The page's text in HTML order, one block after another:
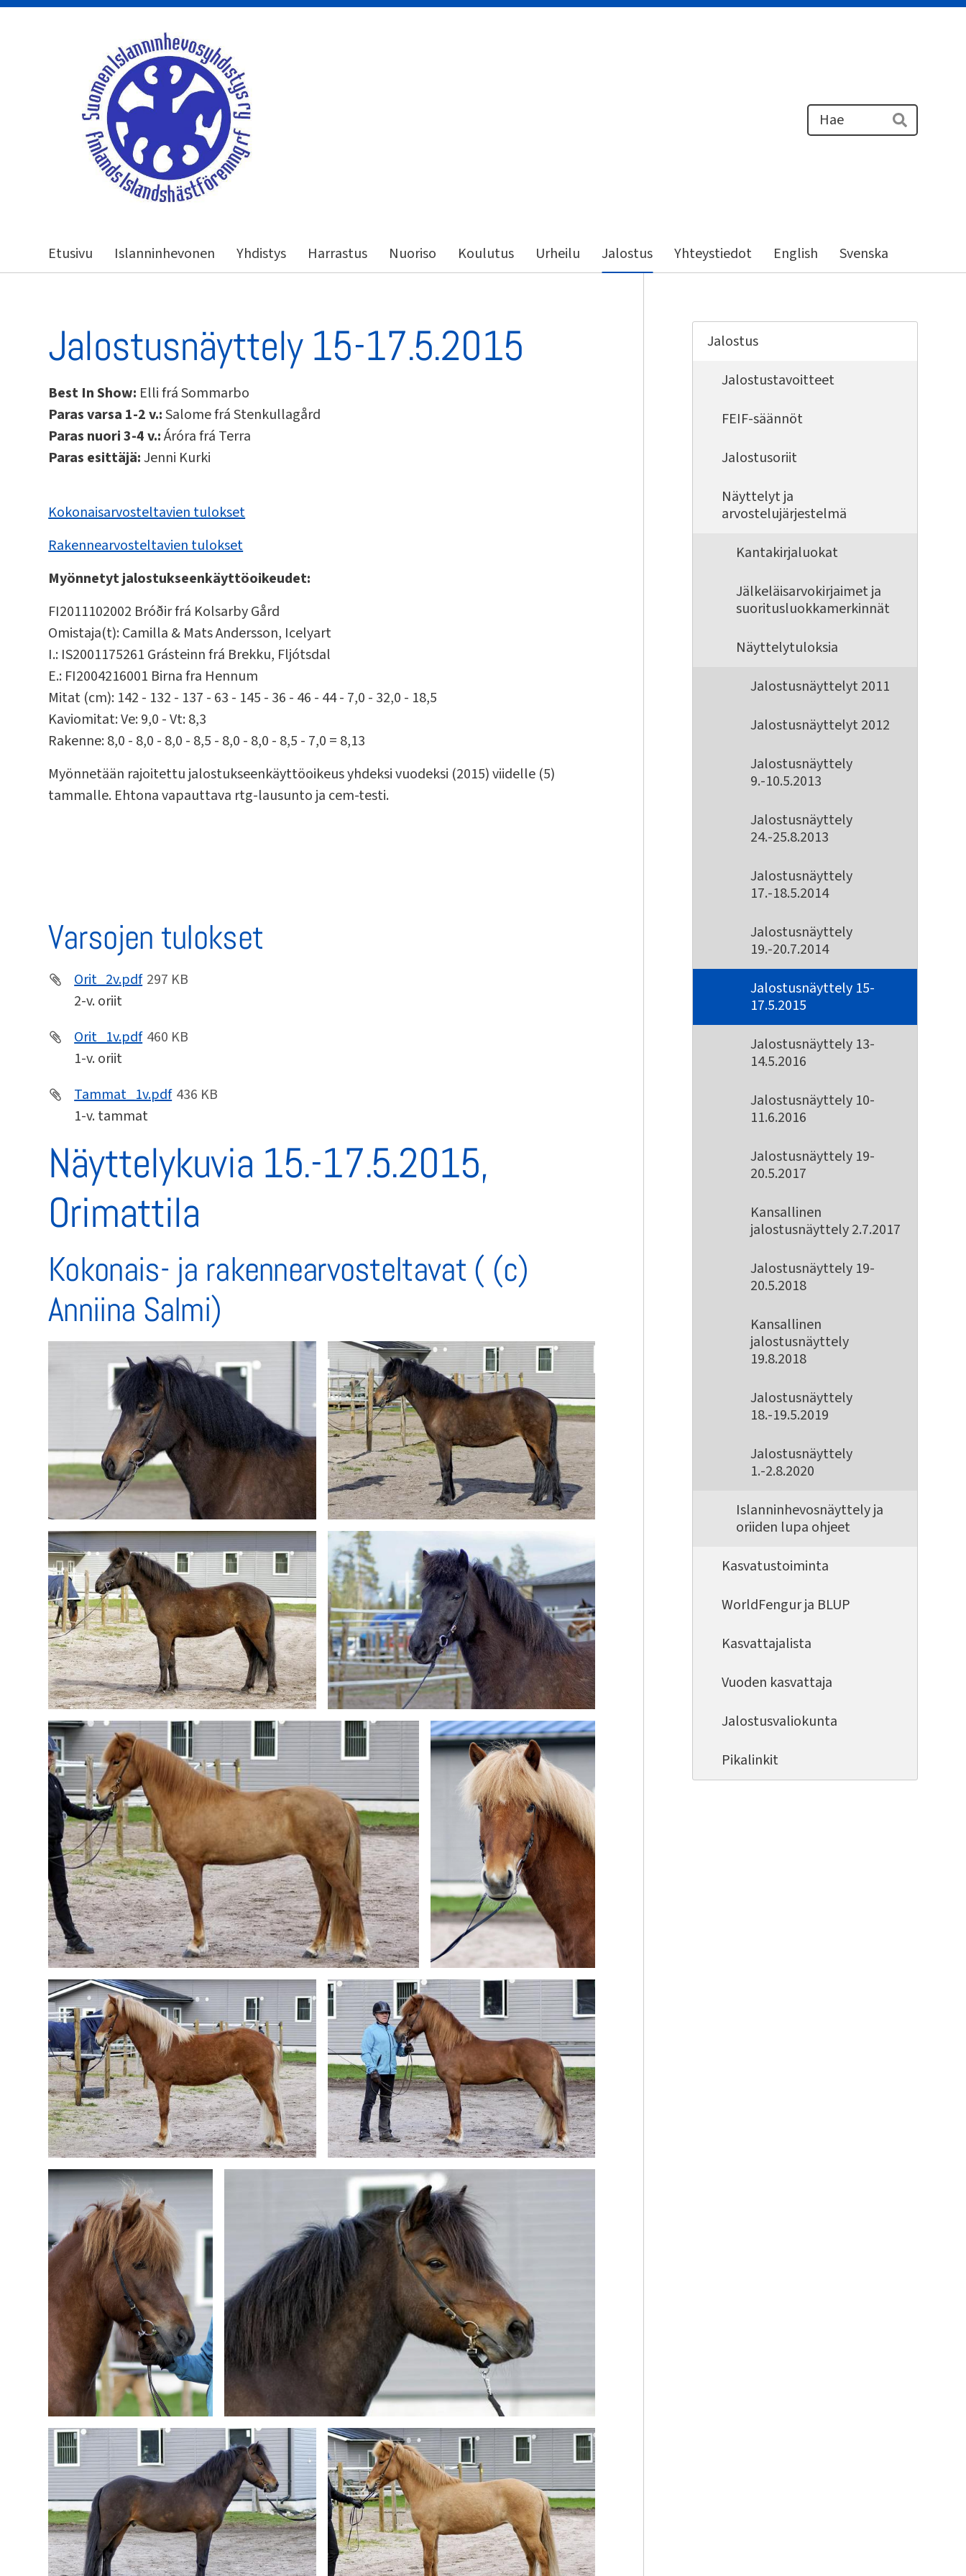
Suomen Islanninhevosyhdistys ry Hae
Etusivu Islanninhevonen Yhdistys Harrastus Nuoriso Koulutus Urheilu Jalostus Yhteystiedot English Svenska
Jalostusnäyttely 15-17.5.2015
Best In Show: Elli frá Sommarbo
Paras varsa 1-2 v.:Salome frá Stenkullagård
Paras nuori 3-4 v.:Áróra frá Terra
Paras esittäjä:Jenni Kurki
Kokonaisarvosteltavien tulokset
Rakennearvosteltavien tulokset
Myönnetyt jalostukseenkäyttöoikeudet:
FI2011102002 Bróðir frá Kolsarby Gård
Omistaja(t): Camilla & Mats Andersson, Icelyart
I.: IS2001175261 Grásteinn frá Brekku, Fljótsdal
E.: FI2004216001 Birna fra Hennum
Mitat (cm): 142 - 132 - 137 - 63 - 145 - 36 - 46 - 44 - 7,0 - 32,0 - 18,5
Kaviomitat: Ve: 9,0 - Vt: 8,3
Rakenne: 8,0 - 8,0 - 8,0 - 8,5 - 8,0 - 8,0 - 8,5 - 7,0 = 8,13
Myönnetään rajoitettu jalostukseenkäyttöoikeus yhdeksi vuodeksi (2015) viidelle (5)
tammalle. Ehtona vapauttava rtg-lausunto ja cem-testi.
Varsojen tulokset
Orit_2v.pdf 297 KB
2-v. oriit
Orit_1v.pdf 460 KB
1-v. oriit
Tammat_1v.pdf 436 KB
1-v. tammat
Näyttelykuvia 15.-17.5.2015,
Orimattila
Kokonais- ja rakennearvosteltavat ( (c)
Anniina Salmi)
Jalostus
Jalostustavoitteet
FEIF-säännöt
Jalostusoriit
Näyttelyt ja
arvostelujärjestelmä
Kantakirjaluokat
Jälkeläisarvokirjaimet ja
suoritusluokkamerkinnät
Näyttelytuloksia
Jalostusnäyttelyt 2011
Jalostusnäyttelyt 2012
Jalostusnäyttely
9.-10.5.2013
Jalostusnäyttely
24.-25.8.2013
Jalostusnäyttely
17.-18.5.2014
Jalostusnäyttely
19.-20.7.2014
Jalostusnäyttely 15-
17.5.2015
Jalostusnäyttely 13-
14.5.2016
Jalostusnäyttely 10-
11.6.2016
Jalostusnäyttely 19-
20.5.2017
Kansallinen
jalostusnäyttely 2.7.2017
Jalostusnäyttely 19-
20.5.2018
Kansallinen
jalostusnäyttely
19.8.2018
Jalostusnäyttely
18.-19.5.2019
Jalostusnäyttely
1.-2.8.2020
Islanninhevosnäyttely ja
oriiden lupa ohjeet
Kasvatustoiminta
WorldFengur ja BLUP
Kasvattajalista
Vuoden kasvattaja
Jalostusvaliokunta
Pikalinkit